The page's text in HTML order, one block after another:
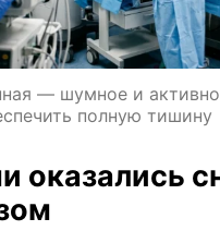
— шумное и
полную тишину
оказались